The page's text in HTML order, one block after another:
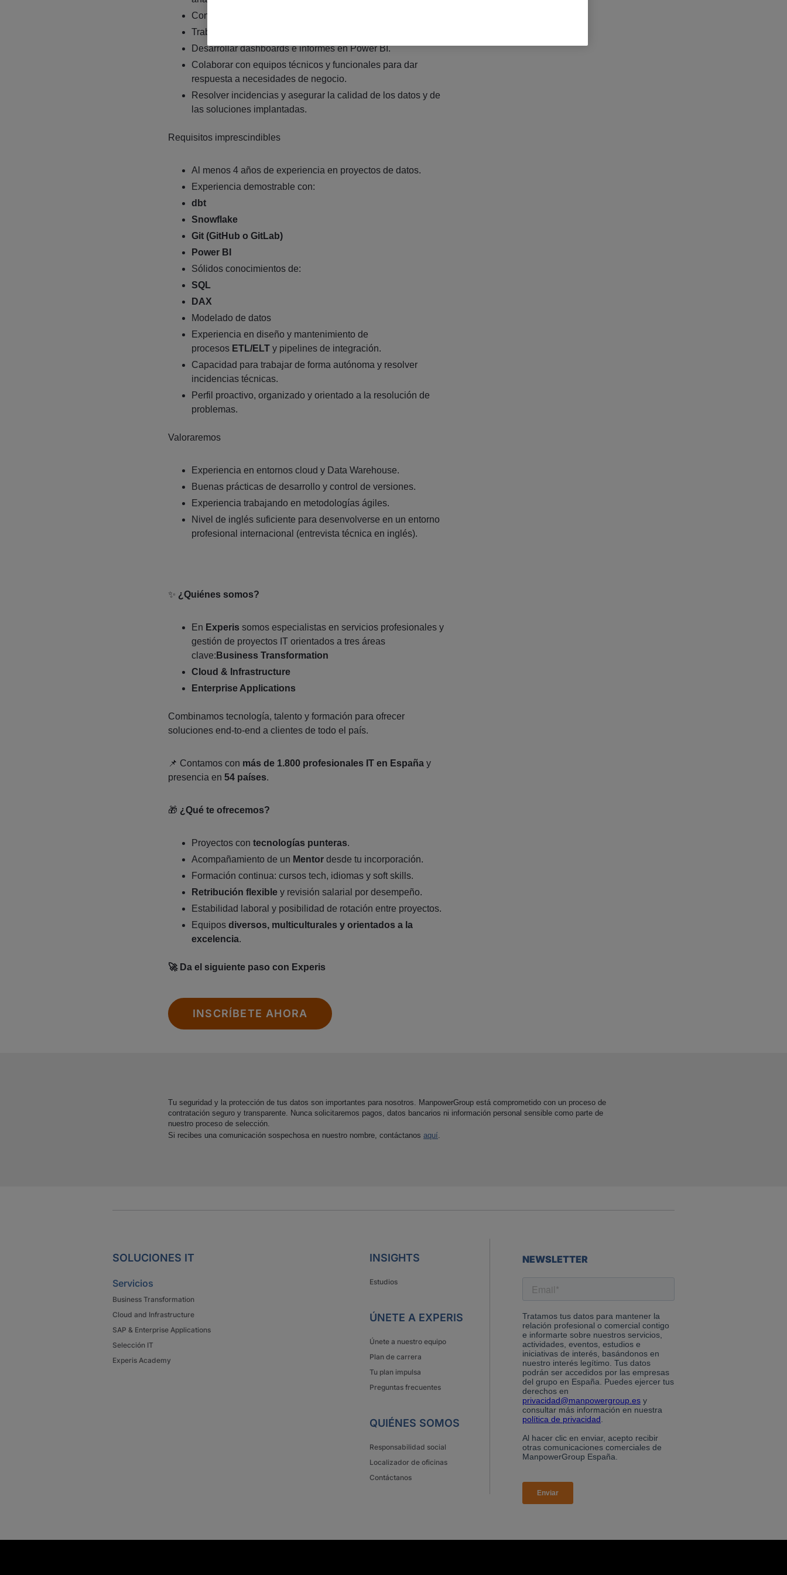
Construir y evolucionar pipelines de integración de datos.
Trabajar con entornos basados en Snowflake y dbt.
Desarrollar dashboards e informes en Power BI.
Colaborar con equipos técnicos y funcionales para dar
respuesta a necesidades de negocio.
Resolver incidencias y asegurar la calidad de los datos y de
las soluciones implantadas.
Requisitos imprescindibles
Al menos 4 años de experiencia en proyectos de datos.
Experiencia demostrable con:
dbt
Snowflake
Git (GitHub o GitLab)
Power BI
Sólidos conocimientos de:
SQL
DAX
Modelado de datos
Experiencia en diseño y mantenimiento de
procesos ETL/ELTy pipelines de integración.
Capacidad para trabajar de forma autónoma y resolver
incidencias técnicas.
Perfil proactivo, organizado y orientado a la resolución de
problemas.
Valoraremos
Experiencia en entornos cloud y Data Warehouse.
Buenas prácticas de desarrollo y control de versiones.
Experiencia trabajando en metodologías ágiles.
Nivel de inglés suficiente para desenvolverse en un entorno
profesional internacional (entrevista técnica en inglés).
✨ ¿Quiénes somos?
En Experissomos especialistas en servicios profesionales y
gestión de proyectos IT orientados a tres áreas
clave: Business Transformation
Cloud & Infrastructure
Enterprise Applications
Combinamos tecnología, talento y formación para ofrecer
soluciones end‑to‑end a clientes de todo el país.
📌 Contamos con más de 1.800 profesionales IT en Españay
presencia en 54 países.
🎁 ¿Qué te ofrecemos?
Proyectos con tecnologías punteras.
Acompañamiento de un Mentordesde tu incorporación.
Formación continua: cursos tech, idiomas y soft skills.
Retribución flexibley revisión salarial por desempeño.
Estabilidad laboral y posibilidad de rotación entre proyectos.
Equipos diversos, multiculturales y orientados a la
excelencia.
🚀 Da el siguiente paso con Experis
INSCRÍBETE AHORA
Tu seguridad y la protección de tus datos son importantes para nosotros. ManpowerGroup está comprometido con un proceso de
contratación seguro y transparente. Nunca solicitaremos pagos, datos bancarios ni información personal sensible como parte de
nuestro proceso de selección.
Si recibes una comunicación sospechosa en nuestro nombre, contáctanos aquí.
SOLUCIONES IT
Servicios
Business Transformation
Cloud and Infrastructure
SAP & Enterprise Applications
Selección IT
Experis Academy
INSIGHTS
Estudios
ÚNETE A EXPERIS
Únete a nuestro equipo
Plan de carrera
Tu plan impulsa
Preguntas frecuentes
QUIÉNES SOMOS
Responsabilidad social
Localizador de oficinas
Contáctanos
NEWSLETTER